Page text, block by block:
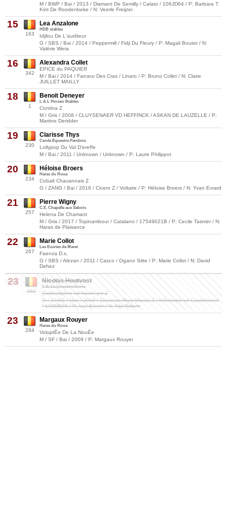
M / BWP / Bai / 2013 / Diamant De Semilly / Calato / 106JD64 / P: Barbara T
Kint De Roodenbeke / N: Veerle Freijzer
15
163
Lea Anzalone
HDB stables
Idjilou De L'auditeur
G / SBS / Bai / 2014 / Peppermill / Fidji Du Fleury / P: Magali Boutet / N:
Valérie Wera
16
342
Alexandra Collet
EPICE du PAQUIER
M / Bai / 2014 / Farceur Des Cras / Linaro / P: Bruno Collet / N: Claire
JUILLET MAILLY
18
1
Benoit Deneyer
L & L Horses Stables
Contina Z
M / Gris / 2008 / CLUYSENAER VD HEFFINCK / ASKAN DE LAUZELLE / P:
Martine Deridder
19
230
Clarisse Thys
Cercle Equestre Pandora
Lollypop Du Val D'ereffe
M / Bai / 2011 / Unknown / Unknown / P: Laure Philippot
20
234
Héloise Broers
Haras du Roua
Cobalt Chavannais Z
G / ZANG / Bai / 2016 / Cicero Z / Voltaire / P: Héloise Broers / N: Yvan Evrard
21
257
Pierre Wigny
C.E. Chapelle aux Sabots
Helena De Chamant
M / Gris / 2017 / Topinambour / Catalano / 17549021B / P: Cecile Tasnier / N:
Haras de Plaisance
22
267
Marie Collot
Les Ecuries de Maret
Faenza D.s.
G / SBS / Alezan / 2011 / Casco / Ogano Sitte / P: Marie Collot / N: David
Dehez
23
162
Nicolas Houtvast
C.E. La Cravache Dorée
Culderzipken vd faluint jes Z
G / ZANG / Noir / 2018 / Choucas Mury Marais Z / Infernape vd Caatshoeve
/ 108MB04 / P: Luc Bavier / N: Nijs Ruben
23
284
Margaux Rouyer
Haras du Roua
VoluptÉe De La NouÉe
M / SF / Bai / 2009 / P: Margaux Rouyer